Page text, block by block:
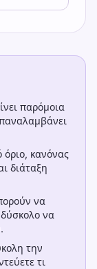
παρόμοια
όριο, κανόνας
διάταξη
να
να
την
τι